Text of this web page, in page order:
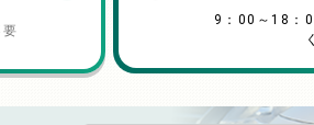
9：00～18：